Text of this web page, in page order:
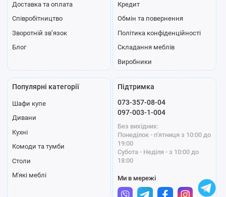
Доставка та оплата
Співробітництво
Зворотній зв’язок
Блог
Кредит
Обмін та повернення
Політика конфіденційності
Складання меблів
Виробники
Популярні категорії
Шафи купе
Дивани
Кухні
Комоди та тумби
Столи
М'які меблі
Підтримка
073-357-08-04
097-003-1-004
Без вихідних:
Понеділок - п'ятниця з 10:00 до
19:00
Субота - Неділя - з 10:00 до
18:00
Ми в мережі